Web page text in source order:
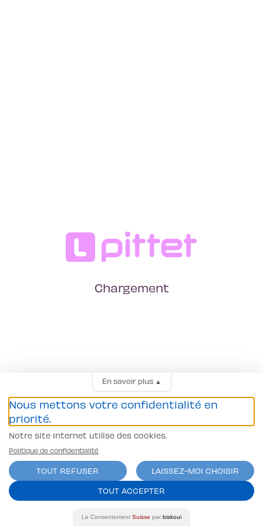
Chargement
En savoir plus▲
Nous mettons votre confidentialité en
priorité.
Notre site Internet utilise des cookies.
Politique de confidentialité
TOUT REFUSER
LAISSEZ-MOI CHOISIR
TOUT ACCEPTER
Le Consentement Suisse par biskoui